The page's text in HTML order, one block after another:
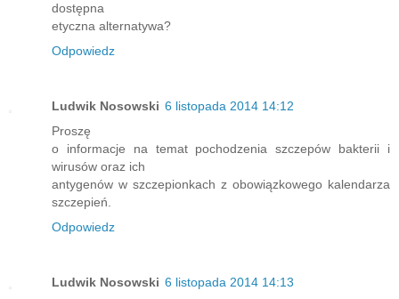
dostępna
etyczna alternatywa?
Odpowiedz
Ludwik Nosowski 6 listopada 2014 14:12
Proszę
o informacje na temat pochodzenia szczepów bakterii i
wirusów oraz ich
antygenów w szczepionkach z obowiązkowego kalendarza
szczepień.
Odpowiedz
Ludwik Nosowski 6 listopada 2014 14:13